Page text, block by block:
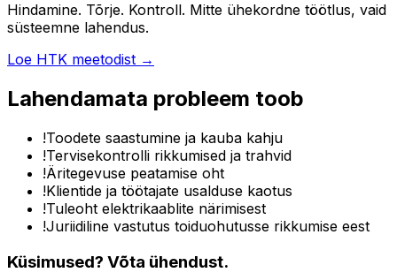
Hindamine. Tõrje. Kontroll. Mitte ühekordne töötlus, vaid
süsteemne lahendus.
Loe HTK meetodist →
Lahendamata probleem toob
!Toodete saastumine ja kauba kahju
!Tervisekontrolli rikkumised ja trahvid
!Äritegevuse peatamise oht
!Klientide ja töötajate usalduse kaotus
!Tuleoht elektrikaablite närimisest
!Juriidiline vastutus toiduohutusse rikkumise eest
Küsimused? Võta ühendust.